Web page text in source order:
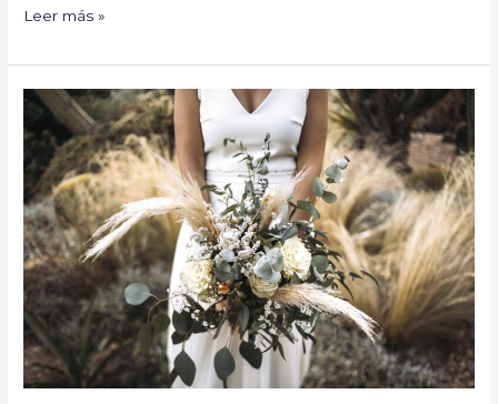
Leer más »
SOS
¿Cómo
elegir
mi
ramo
de
novia?